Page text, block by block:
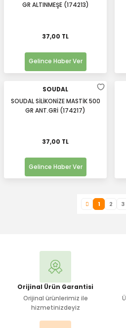
GR ALTINMEŞE (174213)
37,00 TL
Gelince Haber Ver
SOUDAL
SOUDAL SİLİKONİZE MASTİK 500
GR ANT.GRİ (174217)
37,00 TL
Gelince Haber Ver
1 2 3
Orijinal Ürün Garantisi
Orijinal ürünlerimiz ile
hizmetinizdeyiz